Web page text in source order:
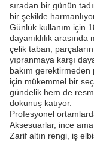
sıradan bir günün
bir şekilde
Günlük kullanım için
dayanıklılık
çelik taban,
yıpranmaya karşı
bakım
için mükemmel bir
gündelik hem de
dokunuş katıyor.
Profesyonel
Aksesuarlar, ince
Zarif altın rengi, iş